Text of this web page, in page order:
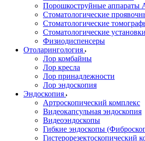
Порошкоструйные аппараты
Стоматологические
Стоматологические
Стоматологические установки
Физиодиспенсеры
Отоларингология
Лор комбайны
Лор кресла
Лор принадлежности
Лор эндоскопия
Эндоскопия
Артроскопический комплекс
Видеокапсульная эндоскопия
Видеоэндоскопы
Гибкие эндоскопы
Гистерорезектоскопический